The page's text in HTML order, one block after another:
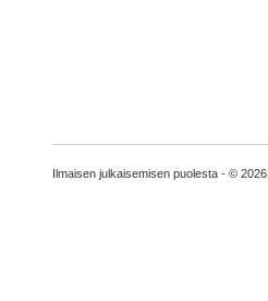
Ilmaisen julkaisemisen puolesta - © 2026